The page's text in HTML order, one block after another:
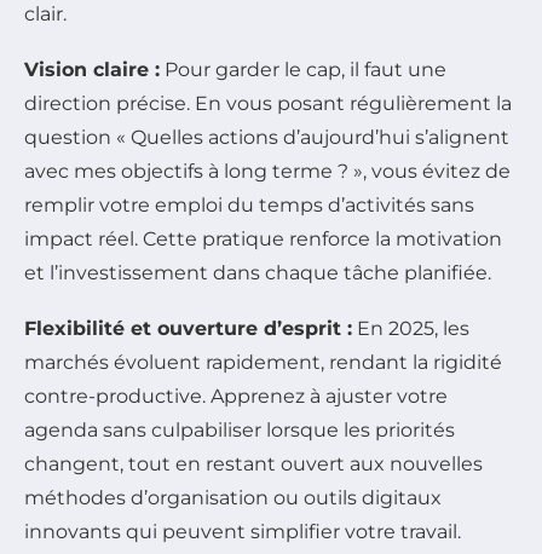
clair.
Vision claire : Pour garder le cap, il faut une
direction précise. En vous posant régulièrement la
question « Quelles actions d’aujourd’hui s’alignent
avec mes objectifs à long terme ? », vous évitez de
remplir votre emploi du temps d’activités sans
impact réel. Cette pratique renforce la motivation
et l’investissement dans chaque tâche planifiée.
Flexibilité et ouverture d’esprit : En 2025, les
marchés évoluent rapidement, rendant la rigidité
contre-productive. Apprenez à ajuster votre
agenda sans culpabiliser lorsque les priorités
changent, tout en restant ouvert aux nouvelles
méthodes d’organisation ou outils digitaux
innovants qui peuvent simplifier votre travail.